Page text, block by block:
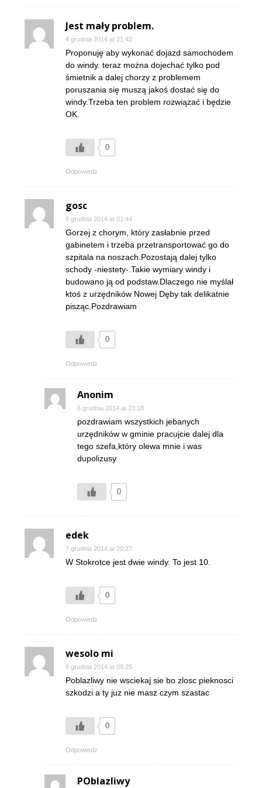
Jest mały problem.
4 grudnia 2014 at 21:42
Proponuję aby wykonać dojazd samochodem
do windy. teraz można dojechać tylko pod
śmietnik a dalej chorzy z problemem
poruszania się muszą jakoś dostać się do
windy.Trzeba ten problem rozwiązać i będzie
OK.
0
Odpowiedz
gosc
6 grudnia 2014 at 01:44
Gorzej z chorym, który zasłabnie przed
gabinetem i trzeba przetransportować go do
szpitala na noszach.Pozostają dalej tylko
schody -niestety-.Takie wymiary windy i
budowano ją od podstaw.Dlaczego nie myślał
ktoś z urzędników Nowej Dęby tak delikatnie
pisząc.Pozdrawiam
0
Odpowiedz
Anonim
6 grudnia 2014 at 23:18
pozdrawiam wszystkich jebanych
urzędników w gminie pracujcie dalej dla
tego szefa,który olewa mnie i was
dupolizusy
0
edek
7 grudnia 2014 at 20:27
W Stokrotce jest dwie windy. To jest 10.
0
Odpowiedz
wesolo mi
8 grudnia 2014 at 09:25
Poblazliwy nie wsciekaj sie bo zlosc pieknosci
szkodzi a ty juz nie masz czym szastac
0
Odpowiedz
POblazliwy